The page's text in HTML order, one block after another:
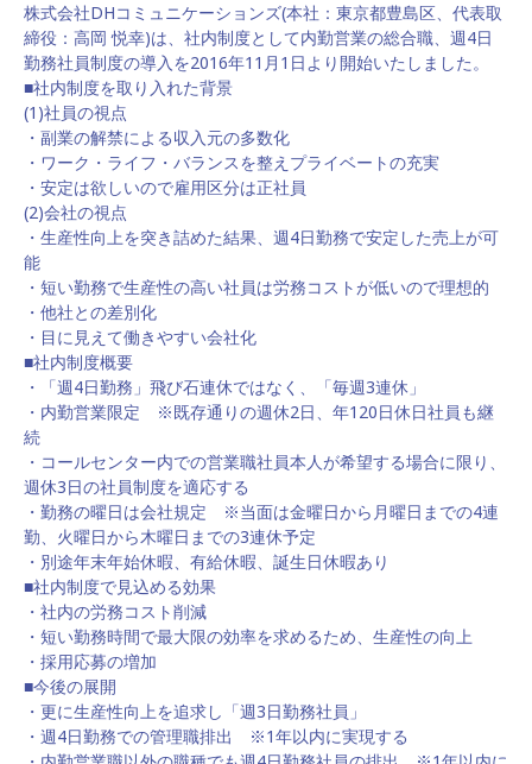
株式会社DHコミュニケーションズ(本社：東京都豊島区、代表取
締役：高岡 悦幸)は、社内制度として内勤営業の総合職、週4日
勤務社員制度の導入を2016年11月1日より開始いたしました。
■社内制度を取り入れた背景
(1)社員の視点
・副業の解禁による収入元の多数化
・ワーク・ライフ・バランスを整えプライベートの充実
・安定は欲しいので雇用区分は正社員
(2)会社の視点
・生産性向上を突き詰めた結果、週4日勤務で安定した売上が可
能
・短い勤務で生産性の高い社員は労務コストが低いので理想的
・他社との差別化
・目に見えて働きやすい会社化
■社内制度概要
・「週4日勤務」飛び石連休ではなく、「毎週3連休」
・内勤営業限定 ※既存通りの週休2日、年120日休日社員も継
続
・コールセンター内での営業職社員本人が希望する場合に限り、
週休3日の社員制度を適応する
・勤務の曜日は会社規定 ※当面は金曜日から月曜日までの4連
勤、火曜日から木曜日までの3連休予定
・別途年末年始休暇、有給休暇、誕生日休暇あり
■社内制度で見込める効果
・社内の労務コスト削減
・短い勤務時間で最大限の効率を求めるため、生産性の向上
・採用応募の増加
■今後の展開
・更に生産性向上を追求し「週3日勤務社員」
・週4日勤務での管理職排出 ※1年以内に実現する